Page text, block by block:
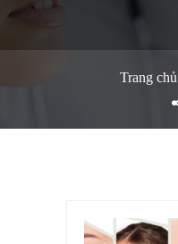
Trang chủ